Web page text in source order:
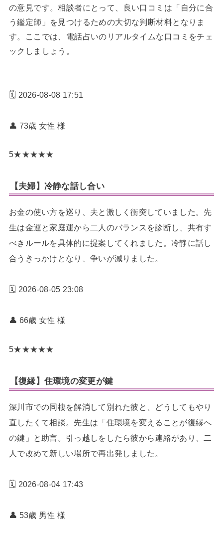
の意見です。相談者にとって、良い口コミは「自分に合
う鑑定師」を見つけるための大切な判断材料となりま
す。ここでは、電話占いのリアルタイムな口コミをチェ
ックしましょう。
🗓️ 2026-08-08 17:51
👤 73歳 女性 様
5★★★★★
【夫婦】冷静な話し合い
お金の使い方を巡り、夫と激しく衝突していました。先
生は金運と家庭運から二人のバランスを診断し、共有す
べきルールを具体的に提案してくれました。冷静に話し
合うきっかけとなり、争いが減りました。
🗓️ 2026-08-05 23:08
👤 66歳 女性 様
5★★★★★
【復縁】住環境の変更が鍵
深川市での同棲を解消して別れた彼と、どうしてもやり
直したくて相談。先生は「住環境を変えることが復縁へ
の鍵」と助言。引っ越しをしたら彼から連絡があり、二
人で改めて新しい場所で再出発しました。
🗓️ 2026-08-04 17:43
👤 53歳 男性 様